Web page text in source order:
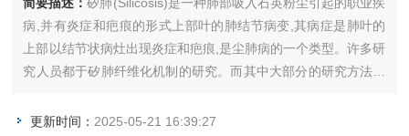
病,并有炎症和疤痕的形式上部叶的肺结节病变,其病症是肺叶的
上部以结节状病灶出现炎症和疤痕,是尘肺病的一个类型。许多研
究人员都于矽肺纤维化机制的研究。而其中大部分的研究方法是
几个矽肺病研究的动物模型例子以及他们的优点和缺点，从而对
更新时间： 2025-05-21 16:39:27